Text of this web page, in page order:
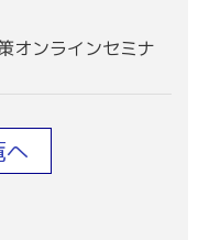
ンラインセミナ
へ